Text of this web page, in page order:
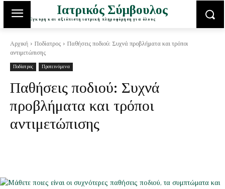
Ιατρικός Σύμβουλος
Έγκυρη και αξιόπιστη ιατρική πληροφόρηση για όλους
Αρχική Ποδίατρος
Παθήσεις ποδιού: Συχνά προβλήματα και τρόποι
αντιμετώπισης
Ποδίατρος Προτεινόμενα
Παθήσεις ποδιού: Συχνά
προβλήματα και τρόποι
αντιμετώπισης